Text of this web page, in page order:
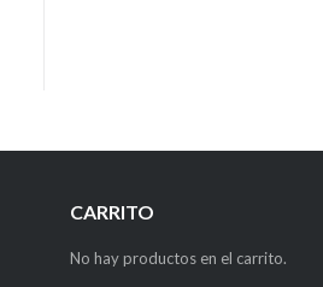
CARRITO
No hay productos en el carrito.